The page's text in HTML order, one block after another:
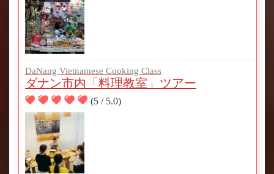
DaNang Vietnamese Cooking Class
ダナン市内「料理教室」ツアー
(5 / 5.0)